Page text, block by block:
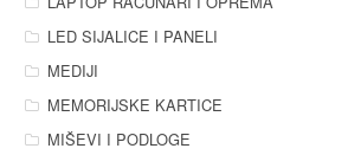
LED SIJALICE I PANELI
MEDIJI
MEMORIJSKE KARTICE
MIŠEVI I PODLOGE